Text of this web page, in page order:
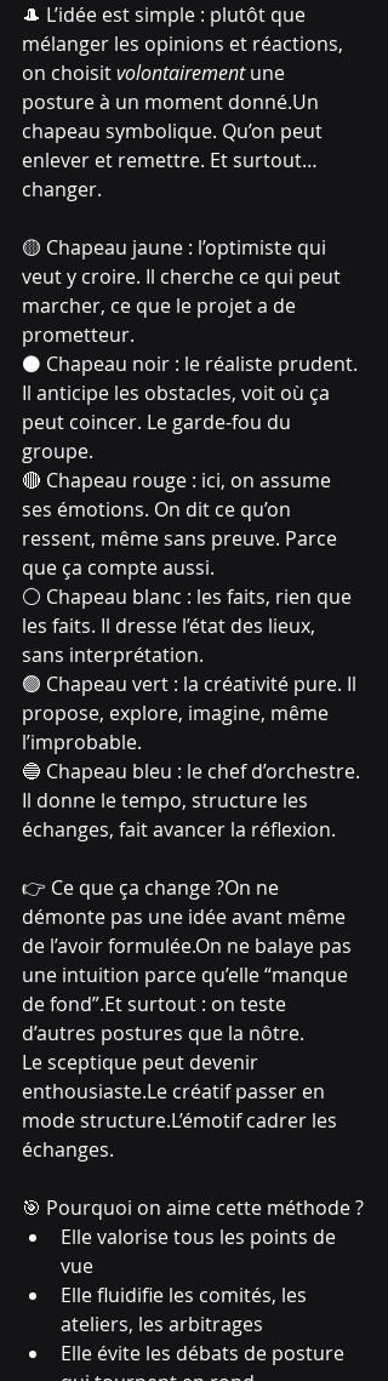
🎩 L’idée est simple : plutôt que
mélanger les opinions et réactions,
on choisit volontairement une
posture à un moment donné.Un
chapeau symbolique. Qu’on peut
enlever et remettre. Et surtout…
changer.
🟡 Chapeau jaune : l’optimiste qui
veut y croire. Il cherche ce qui peut
marcher, ce que le projet a de
prometteur.
⚫ Chapeau noir : le réaliste prudent.
Il anticipe les obstacles, voit où ça
peut coincer. Le garde-fou du
groupe.
🔴 Chapeau rouge : ici, on assume
ses émotions. On dit ce qu’on
ressent, même sans preuve. Parce
que ça compte aussi.
⚪ Chapeau blanc : les faits, rien que
les faits. Il dresse l’état des lieux,
sans interprétation.
🟢 Chapeau vert : la créativité pure. Il
propose, explore, imagine, même
l’improbable.
🔵 Chapeau bleu : le chef d’orchestre.
Il donne le tempo, structure les
échanges, fait avancer la réflexion.
👉 Ce que ça change ?On ne
démonte pas une idée avant même
de l’avoir formulée.On ne balaye pas
une intuition parce qu’elle “manque
de fond”.Et surtout : on teste
d’autres postures que la nôtre.
Le sceptique peut devenir
enthousiaste.Le créatif passer en
mode structure.L’émotif cadrer les
échanges.
🎯 Pourquoi on aime cette méthode ?
Elle valorise tous les points de
vue
Elle fluidifie les comités, les
ateliers, les arbitrages
Elle évite les débats de posture